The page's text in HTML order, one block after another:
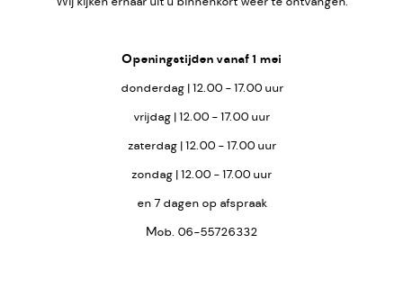
Openingstijden vanaf 1 mei
donderdag | 12.00 - 17.00 uur
vrijdag | 12.00 - 17.00 uur
zaterdag | 12.00 - 17.00 uur
zondag | 12.00 - 17.00 uur
en 7 dagen op afspraak
Mob. 06-55726332